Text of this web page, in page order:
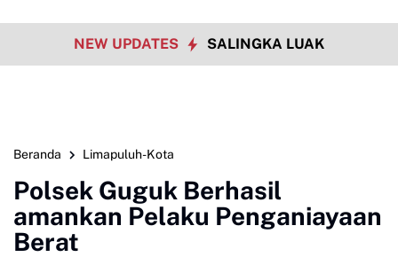
NEW UPDATES SALINGKA LUAK
Beranda Limapuluh-Kota
Polsek Guguk Berhasil
amankan Pelaku Penganiayaan
Berat